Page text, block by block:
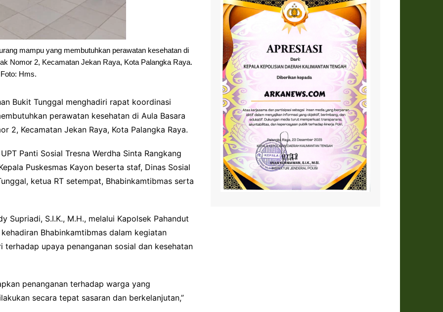
mampu yang membutuhkan perawatan kesehatan di
Nomor 2, Kecamatan Jekan Raya, Kota Palangka Raya.
Foto: Hms.
Bukit Tunggal menghadiri rapat koordinasi
perawatan kesehatan di Aula Basara
2, Kecamatan Jekan Raya, Kota Palangka Raya.
Panti Sosial Tresna Werdha Sinta Rangkang
Puskesmas Kayon beserta staf, Dinas Sosial
ketua RT setempat, Bhabinkamtibmas serta
Supriadi, S.I.K., M.H., melalui Kapolsek Pahandut
Bhabinkamtibmas dalam kegiatan
upaya penanganan sosial dan kesehatan
penanganan terhadap warga yang
secara tepat sasaran dan berkelanjutan,”